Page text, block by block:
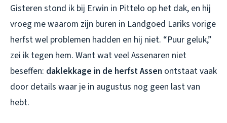
Gisteren stond ik bij Erwin in Pittelo op het dak, en hij
vroeg me waarom zijn buren in Landgoed Lariks vorige
herfst wel problemen hadden en hij niet. “Puur geluk,”
zei ik tegen hem. Want wat veel Assenaren niet
beseffen: daklekkage in de herfst Assen ontstaat vaak
door details waar je in augustus nog geen last van
hebt.